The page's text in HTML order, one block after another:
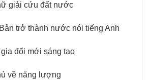
giải cứu đất nước
trở thành nước nói tiếng Anh
đổi mới sáng tạo
về năng lượng